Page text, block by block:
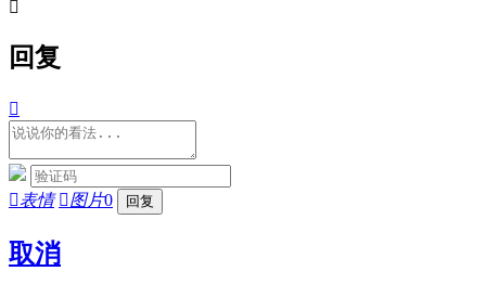

回复

表情 图片0
取消